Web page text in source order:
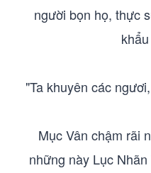
người bọn họ, thực
"Ta khuyên các
Mục Vân chậm rãi
những này Lục